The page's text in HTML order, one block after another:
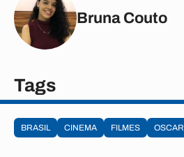
Bruna Couto
Tags
BRASIL CINEMA FILMES OSCAR